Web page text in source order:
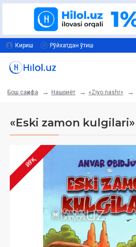
Кириш Рўйхатдан ўтиш
Бош саҳифа Нашриёт «Ziyo nashr»
«Eski zamon kulgilari»
ЙЎҚ